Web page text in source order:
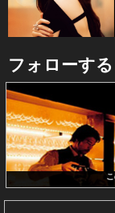
フォローする